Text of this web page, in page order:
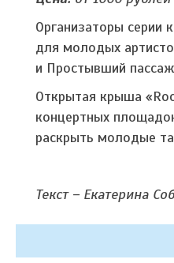
Организаторы серии
для молодых
и Простывший
Открытая крыша
концертных
раскрыть молодые
Текст – Екатерина